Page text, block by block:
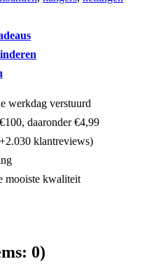
werkdag verstuurd
daaronder €4,99
klantreviews)
mooiste kwaliteit
0)